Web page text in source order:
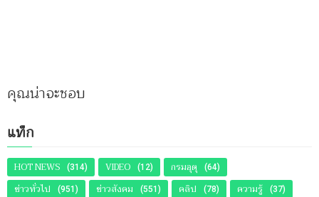
คุณน่าจะชอบ
แท็ก
HOT NEWS (314) VIDEO (12) กรมอุตุ (64)
ข่าวทั่วไป (951) ข่าวสังคม (551) คลิป (78) ความรู้ (37)